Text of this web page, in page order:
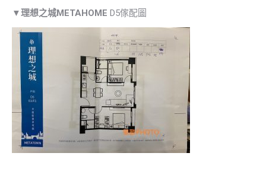
▼理想之城METAHOME D5傢配圖